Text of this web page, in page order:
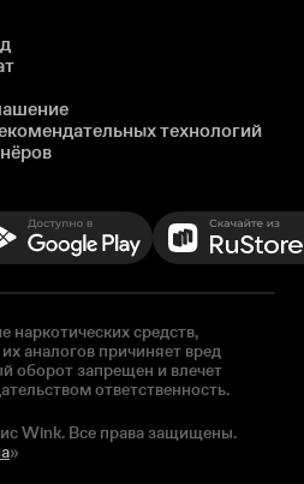
технологий
наркотических средств,
аналогов причиняет вред
оборот запрещен и влечет
ответственность.
Wink. Все права защищены.
»